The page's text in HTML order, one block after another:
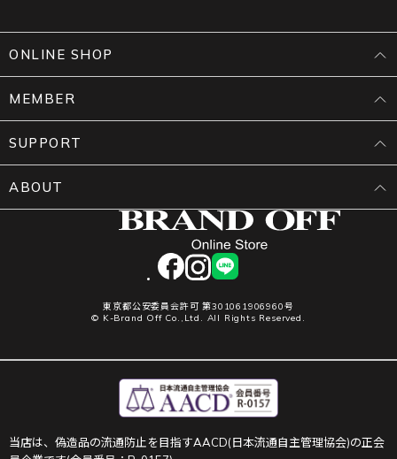
facebookinstagram
LINE
東京都公安委員会許可 第301061906960号
© K-Brand Off Co.,Ltd. All Rights Reserved.
ONLINE SHOP
MEMBER
SUPPORT
ABOUT
当店は、偽造品の流通防止を目指すAACD(日本流通自主管理協会)の正会